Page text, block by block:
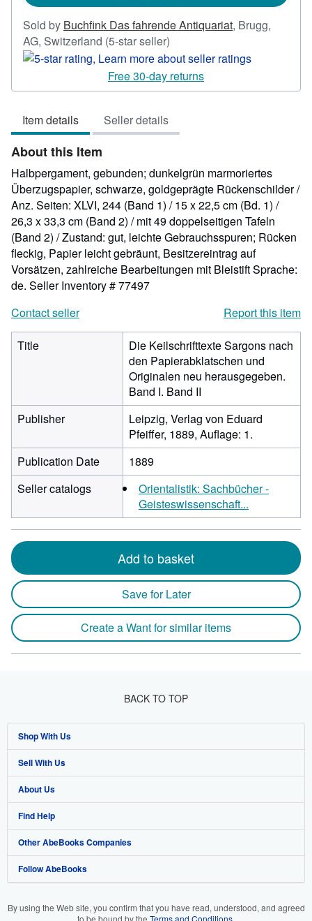
Sold by Buchfink Das fahrende Antiquariat, Brugg,
AG, Switzerland (5-star seller)
rating
5
out
stars
Free 30-day returns
Item details Seller details
About this Item
Halbpergament, gebunden; dunkelgrün marmoriertes
Überzugspapier, schwarze, goldgeprägte Rückenschilder /
Anz. Seiten: XLVI, 244 (Band 1) / 15 x 22,5 cm (Bd. 1) /
26,3 x 33,3 cm (Band 2) / mit 49 doppelseitigen Tafeln
(Band 2) / Zustand: gut, leichte Gebrauchsspuren; Rücken
fleckig, Papier leicht gebräunt, Besitzereintrag auf
Vorsätzen, zahlreiche Bearbeitungen mit Bleistift Sprache:
de. Seller Inventory # 77497
Contact seller
Report this item
Title
Die Keilschrifttexte Sargons nach
den Papierabklatschen und
Originalen neu herausgegeben.
Band I. Band II
Publisher
Leipzig, Verlag von Eduard
Pfeiffer, 1889, Auflage: 1.
Publication Date
1889
Seller catalogs
Orientalistik: Sachbücher -
Geisteswissenschaft...
Add to basket
Save for Later
Create a Want for similar items
BACK TO TOP
Shop With Us
Advanced Search
Browse Collections
My Account
My Orders
View Basket
Sell With Us
Start Selling
Join Our Affiliate Program
Book Buyback
Refer a seller
About Us
About AbeBooks
Media
Careers
Find Help
Help
Customer Support
Other AbeBooks Companies
AbeBooks.co.uk
Follow AbeBooks
By using the Web site, you confirm that you have read, understood, and agreed
to be bound by the Terms and Conditions